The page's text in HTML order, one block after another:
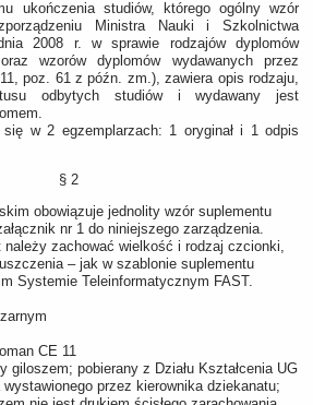
ukończenia studiów, którego ogólny wzór
Ministra Nauki i Szkolnictwa
2008 r. w sprawie rodzajów dyplomów
wzorów dyplomów wydawanych przez
poz. 61 z późn. zm.), zawiera opis rodzaju,
odbytych studiów i wydawany jest
w 2 egzemplarzach: 1 oryginał i 1 odpis
§ 2
obowiązuje jednolity wzór suplementu
nr 1 do niniejszego zarządzenia.
należy zachować wielkość i rodzaj czcionki,
– jak w szablonie suplementu
Systemie Teleinformatycznym FAST.
CE 11
giloszem; pobierany z Działu Kształcenia UG
przez kierownika dziekanatu;